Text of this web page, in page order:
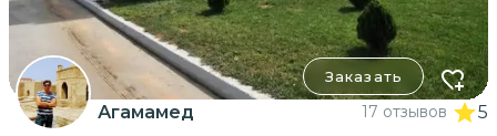
Заказать
Агамамед 17 отзывов 5